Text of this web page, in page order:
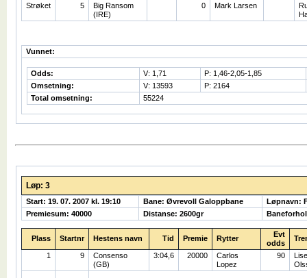
Strøket
5
Big Ransom
(IRE)
0 Mark Larsen
Vunnet:
Odds: V: 1,71
P: 1,46-2,05-1,85
Omsetning:
V: 13593
P: 2164
Total omsetning:
55224
Løp: 3
Start: 19. 07. 2007 kl. 19:10 Bane: Øvrevoll Galoppbane
Løpnavn:
Premiesum: 40000
Distanse: 2600gr
Plass Startnr Hestens navn Tid Premie Rytter
Evt
odds
1 9
Consenso
(GB)
3:04,6 20000
Carlos
Lopez
90